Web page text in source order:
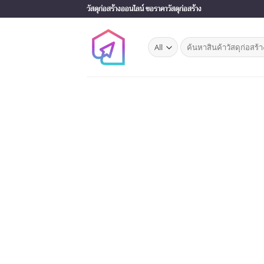
to
วัสดุก่อสร้างออนไลน์ ขอราคาวัสดุก่อสร้าง
Search
for: